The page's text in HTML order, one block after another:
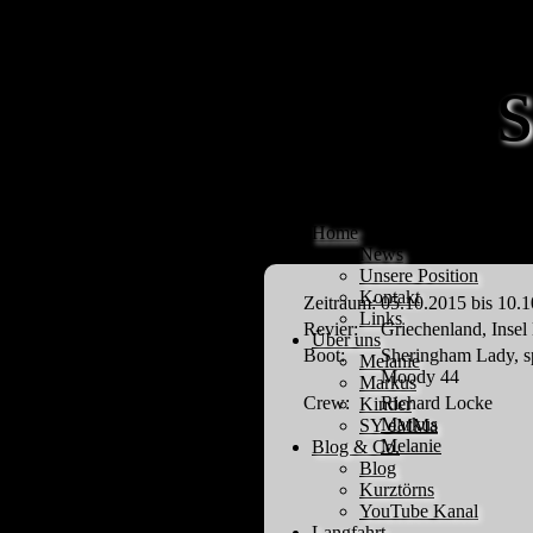
Home
News
Unsere Position
Kontakt
Links
Über uns
Melanie
Markus
Kinder
SY eMMa
Blog & Co.
Blog
Kurztörns
YouTube Kanal
Zeitraum: 05.10.2015 bis
Revier:
Griechenland,
Boot:
Sheringham Lady,
Moody 44
Crew:
Richard Locke
Markus
Melanie